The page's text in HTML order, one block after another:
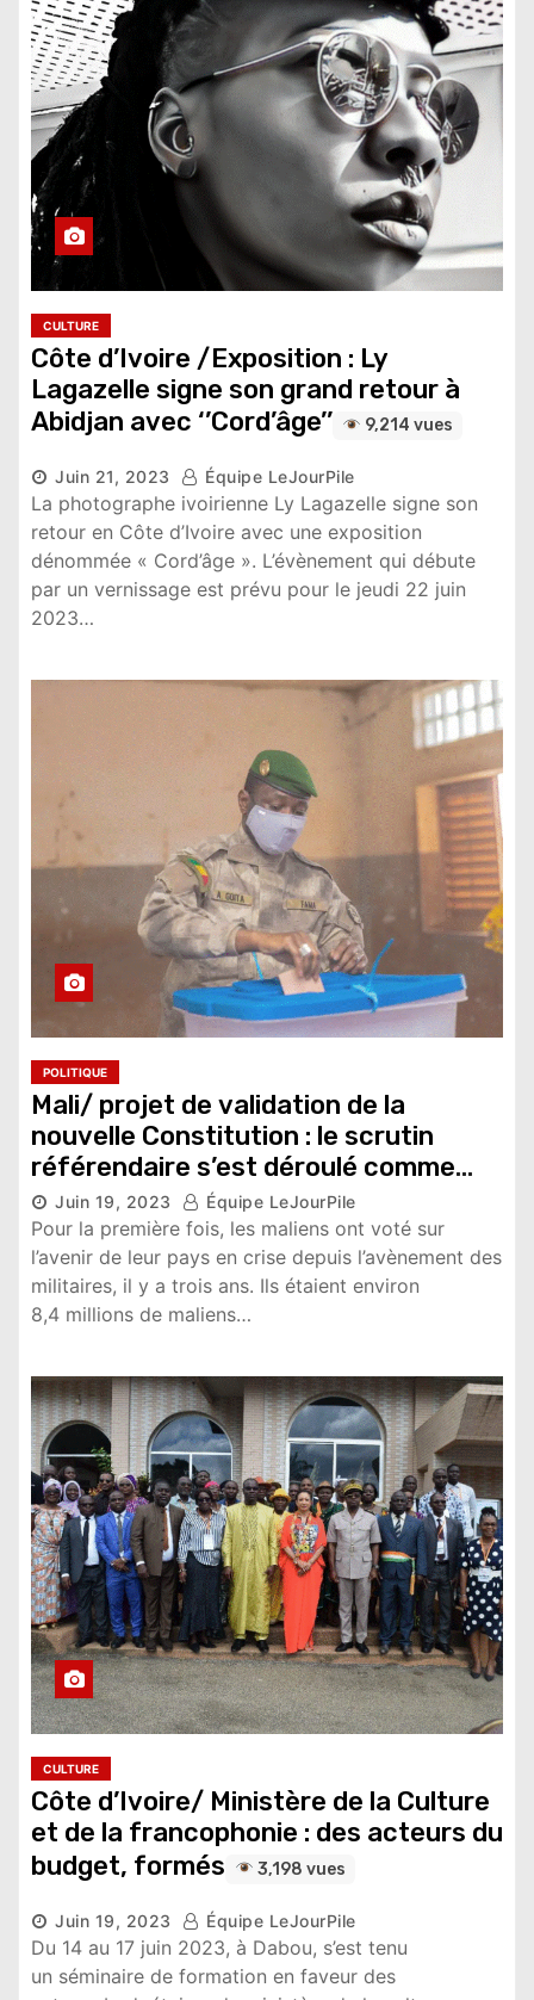
CULTURE
Côte d’Ivoire /Exposition : Ly
Lagazelle signe son grand retour à
Abidjan avec ‘’Cord’âge’’
9,214 vues
Juin 21, 2023 Équipe LeJourPile
La photographe ivoirienne Ly Lagazelle signe son
retour en Côte d’Ivoire avec une exposition
dénommée « Cord’âge ». L’évènement qui débute
par un vernissage est prévu pour le jeudi 22 juin
2023…
POLITIQUE
Mali/ projet de validation de la
nouvelle Constitution : le scrutin
référendaire s’est déroulé comme
prévu le dimanche 18 juin.
Juin 19, 2023 Équipe LeJourPile
Pour la première fois, les maliens ont voté sur
l’avenir de leur pays en crise depuis l’avènement des
militaires, il y a trois ans. Ils étaient environ
8,4 millions de maliens…
CULTURE
Côte d’Ivoire/ Ministère de la Culture
et de la francophonie : des acteurs du
budget, formés
3,198 vues
Juin 19, 2023 Équipe LeJourPile
Du 14 au 17 juin 2023, à Dabou, s’est tenu
un séminaire de formation en faveur des